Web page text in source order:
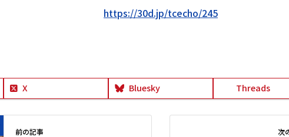
https://30d.jp/tcecho/245
X Bluesky Threads
前の記事 次